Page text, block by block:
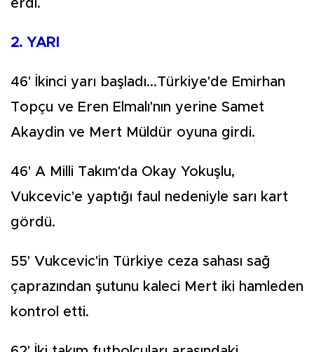
erdi.
2. YARI
46' İkinci yarı başladı...Türkiye'de Emirhan
Topçu ve Eren Elmalı'nın yerine Samet
Akaydin ve Mert Müldür oyuna girdi.
46' A Milli Takım'da Okay Yokuşlu,
Vukcevic'e yaptığı faul nedeniyle sarı kart
gördü.
55' Vukcevic'in Türkiye ceza sahası sağ
çaprazından şutunu kaleci Mert iki hamleden
kontrol etti.